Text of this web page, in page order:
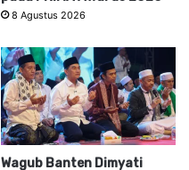
8 Agustus 2026
Wagub Banten Dimyati